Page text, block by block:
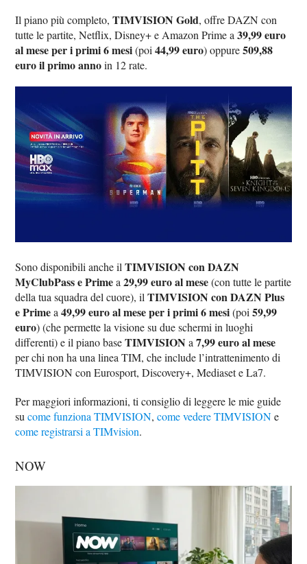
Il piano più completo,TIMVISION Gold, offre DAZN con
tutte le partite, Netflix, Disney+ e Amazon Prime a39,99 euro
al mese per i primi 6 mesi(poi44,99 euro) oppure509,88
euro il primo annoin 12 rate.
Sono disponibili anche ilTIMVISION con DAZN
MyClubPass e Primea29,99 euro al mese(con tutte le partite
della tua squadra del cuore), ilTIMVISION con DAZN Plus
e Primea49,99 euro al mese per i primi 6 mesi(poi59,99
euro) (che permette la visione su due schermi in luoghi
differenti) e il piano baseTIMVISION a7,99 euro al mese
per chi non ha una linea TIM, che include l’intrattenimento di
TIMVISION con Eurosport, Discovery+, Mediaset e La7.
Per maggiori informazioni, ti consiglio di leggere le mie guide
sucome funziona TIMVISION,come vedere TIMVISIONe
come registrarsi a TIMvision.
NOW